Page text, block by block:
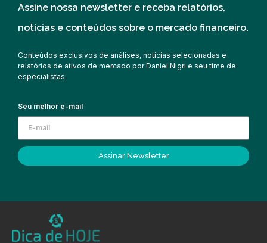
Assine nossa newsletter e receba relatórios,
notícias e conteúdos sobre o mercado financeiro.
Conteúdos exclusivos de análises, notícias selecionadas e
relatórios de ativos de mercado por Daniel Nigri e seu time de
especialistas.
Seu melhor e-mail
Assinar Newsletter